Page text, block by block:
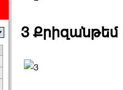
3 Քրիզանթեմ